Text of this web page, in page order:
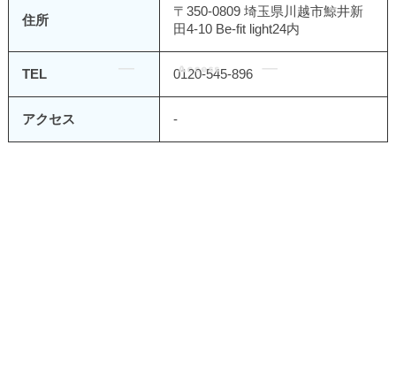
住所
〒350-0809 埼玉県川越市鯨井新
田4-10 Be-fit light24内
TEL 0120-545-896
アクセス -